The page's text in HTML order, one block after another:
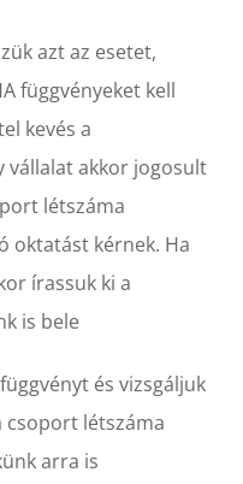
azt az esetet,
függvényeket kell
kevés a
vállalat akkor jogosult
létszáma
oktatást kérnek. Ha
írassuk ki a
is bele
és vizsgáljuk
csoport létszáma
arra is